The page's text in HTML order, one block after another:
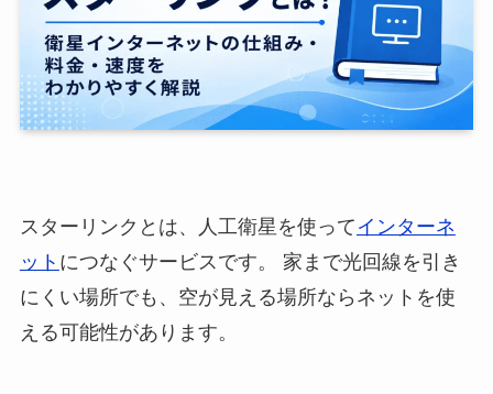
スターリンクとは、人工衛星を使って インターネ
ット につなぐサービスです。 家まで光回線を引き
にくい場所でも、空が見える場所ならネットを使
える可能性があります。